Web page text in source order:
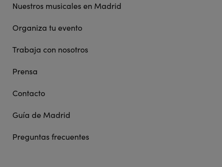
Nuestros musicales en Madrid
Organiza tu evento
Trabaja con nosotros
Prensa
Contacto
Guía de Madrid
Preguntas frecuentes